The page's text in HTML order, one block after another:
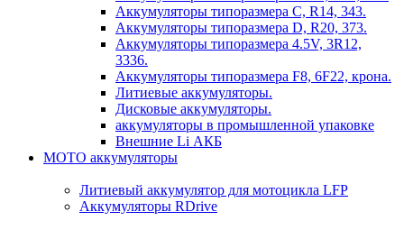
Аккумуляторы типоразмера С, R14, 343.
Аккумуляторы типоразмера D, R20, 373.
Аккумуляторы типоразмера 4.5V, 3R12,
3336.
Аккумуляторы типоразмера F8, 6F22, крона.
Литиевые аккумуляторы.
Дисковые аккумуляторы.
аккумуляторы в промышленной упаковке
Внешние Li АКБ
МОТО аккумуляторы
Литиевый аккумулятор для мотоцикла LFP
Аккумуляторы RDrive